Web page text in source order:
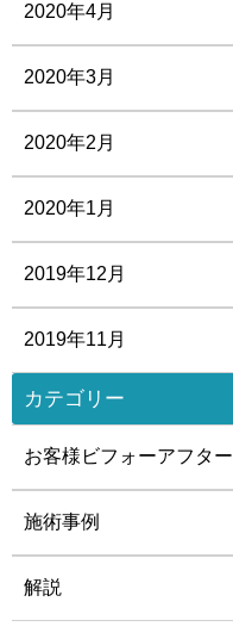
2020年4月
2020年3月
2020年2月
2020年1月
2019年12月
2019年11月
カテゴリー
お客様ビフォーアフター
施術事例
解説